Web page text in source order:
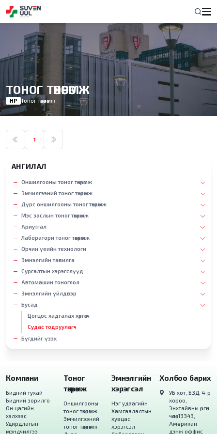
ТОНОГ ТӨХӨӨРӨМЖ
НҮҮР Тоног төхөөрөмж
1
АНГИЛАЛ
Оншилгооны тоног төхөөрөмж
Эмчилгээний тоног төхөөрөмж
Дүрс оншилгооны тоног төхөөрөмж
Мэс заслын тоног төхөөрөмж
Ариутгал
Лаборатори тоног төхөөрөмж
Орчин үеийн технологи
Эмнэлгийн тавилга
Сургалтын хэрэгслүүд
Автомашин тоноглол
Эмнэлгийн үйлдвэр
Бусад
Цогцос хадгалах хөргөгч
Судас тодруулагч
Бүгдийг үзэх
Компани
Бидний тухай
Бидний зорилго
Он цагийн
хэлхээс
Удирдлагын
мэндчилгээ
Тоног
төхөөрөмж
Оншилгооны
тоног төхөөрөмж
Эмчилгээний
тоног төхөөрөмж
Эмнэлгийн
хэрэгсэл
Нэг удаагийн
Хамгаалалтын
хувцас
хэрэгсэл
Холбоо барих
УБ хот, БЗД, 4-р
хороо,
Энхтайвны өргөн
чөлөө, 13343,
Американ
дэнж оффис